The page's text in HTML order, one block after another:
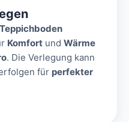
Teppichboden
Komfort und Wärme
. Die Verlegung kann
für perfekter